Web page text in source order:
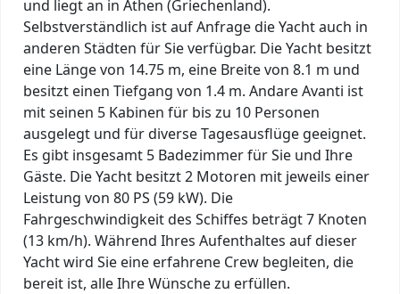
und liegt an in Athen (Griechenland).
Selbstverständlich ist auf Anfrage die Yacht auch in
anderen Städten für Sie verfügbar. Die Yacht besitzt
eine Länge von 14.75 m, eine Breite von 8.1 m und
besitzt einen Tiefgang von 1.4 m. Andare Avanti ist
mit seinen 5 Kabinen für bis zu 10 Personen
ausgelegt und für diverse Tagesausflüge geeignet.
Es gibt insgesamt 5 Badezimmer für Sie und Ihre
Gäste. Die Yacht besitzt 2 Motoren mit jeweils einer
Leistung von 80 PS (59 kW). Die
Fahrgeschwindigkeit des Schiffes beträgt 7 Knoten
(13 km/h). Während Ihres Aufenthaltes auf dieser
Yacht wird Sie eine erfahrene Crew begleiten, die
bereit ist, alle Ihre Wünsche zu erfüllen.